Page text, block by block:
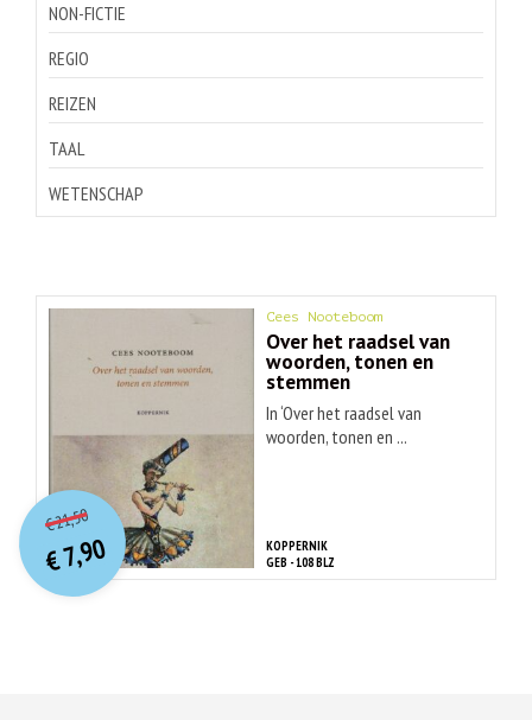
NON-FICTIE
REGIO
REIZEN
TAAL
WETENSCHAP
Cees Nooteboom
Over het raadsel van
woorden, tonen en
stemmen
In ‘Over het raadsel van
woorden, tonen en ...
KOPPERNIK
GEB - 108 BLZ
€21,50O
orspr
onkelijke
prijs
was:
€ 21,50.
€7,90
Huidige
prijs
is:
€ 7,90.